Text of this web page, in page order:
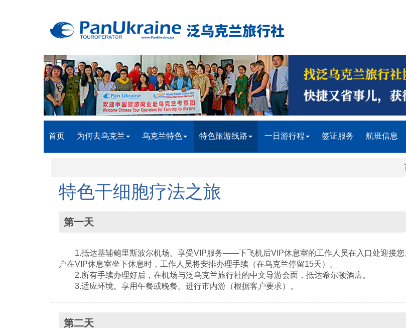
首页 为何去乌克兰 乌克兰特色 特色旅游线路 一日游行程 签证服务 航班信息
特色干细胞疗法之旅
第一天
1.抵达基辅鲍里斯波尔机场。享受VIP服务——下飞机后VIP休息室的工作人员在入口处迎接您
户在VIP休息室坐下休息时，工作人员将安排办理手续（在乌克兰停留15天）。
2.所有手续办理好后，在机场与泛乌克兰旅行社的中文导游会面，抵达希尔顿酒店。
3.适应环境。享用午餐或晚餐。进行市内游（根据客户要求）。
第二天